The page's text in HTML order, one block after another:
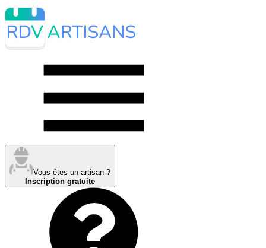
Vous êtes un artisan ?
Inscription gratuite